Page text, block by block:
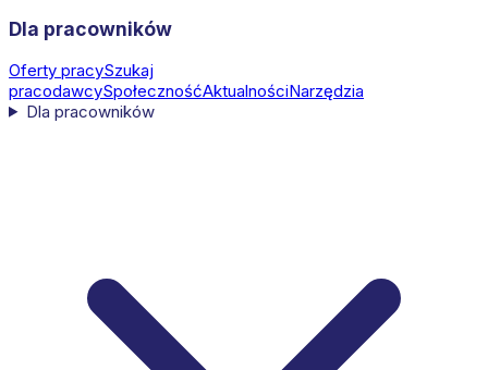
Dla pracowników
Oferty pracySzukaj
pracodawcySpołecznośćAktualnościNarzędzia
Dla pracowników